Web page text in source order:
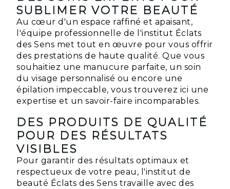
SUBLIMER VOTRE BEAUTÉ
Au cœur d'un espace raffiné et apaisant,
l'équipe professionnelle de l'institut Éclats
des Sens met tout en œuvre pour vous offrir
des prestations de haute qualité. Que vous
souhaitiez une manucure parfaite, un soin
du visage personnalisé ou encore une
épilation impeccable, vous trouverez ici une
expertise et un savoir-faire incomparables.
DES PRODUITS DE QUALITÉ
POUR DES RÉSULTATS
VISIBLES
Pour garantir des résultats optimaux et
respectueux de votre peau, l'institut de
beauté Éclats des Sens travaille avec des